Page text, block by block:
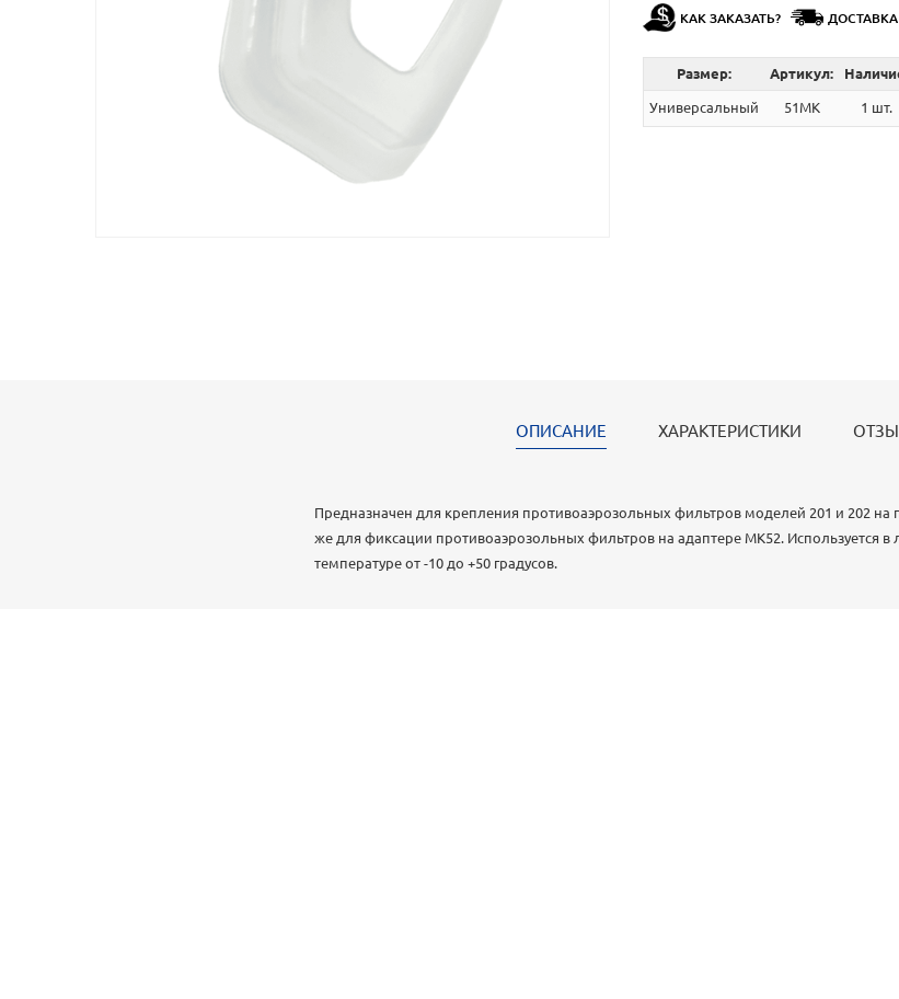
КАК ЗАКАЗАТЬ? ДОСТАВКА
Размер: Артикул:
Универсальный 51МК 1 шт.
ОПИСАНИЕ ХАРАКТЕРИСТИКИ
Предназначен для крепления противоаэрозольных фильтров моделей 201 и 202 на
же для фиксации противоаэрозольных фильтров на адаптере МК52. Используется
температуре от -10 до +50 градусов.